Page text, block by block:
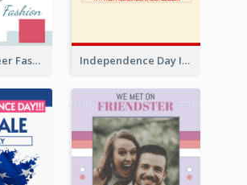
Exclusive Queer Fashion Instagram Story Independence Day Info Instagram Story